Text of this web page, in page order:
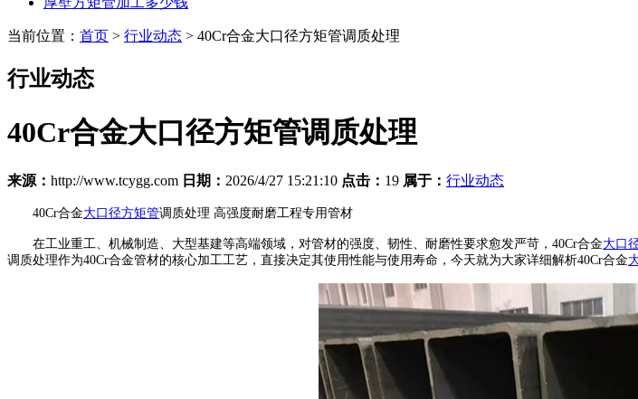
当前位置： 首页 > 行业动态 > 40Cr合金大口径方矩管调质处理
行业动态
40Cr合金大口径方矩管调质处理
来源： http://www.tcygg.com 日期： 2026/4/27 15:21:10 点击： 19 属于： 行业动态
40Cr合金大口径方矩管调质处理 高强度耐磨工程专用管材
在工业重工、机械制造、大型基建等高端领域，对管材的强度、韧性、耐磨性要求愈发严苛，40Cr合金大口
调质处理作为40Cr合金管材的核心加工工艺，直接决定其使用性能与使用寿命，今天就为大家详细解析40Cr合金